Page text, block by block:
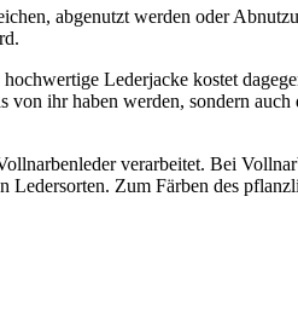
abgenutzt werden oder
Lederjacke kostet
ihr haben werden, sondern
verarbeitet. Bei
Ledersorten. Zum Färben des